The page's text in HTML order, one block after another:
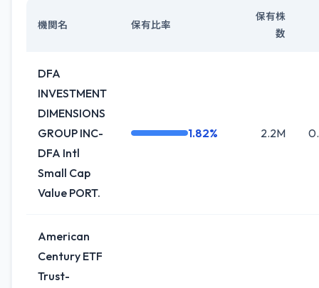
機関名 保有比率
保有株
数
DFA
INVESTMENT
DIMENSIONS
GROUP INC-
DFA Intl
Small Cap
Value PORT.
1.82% 2.2M
American
Century ETF
Trust-